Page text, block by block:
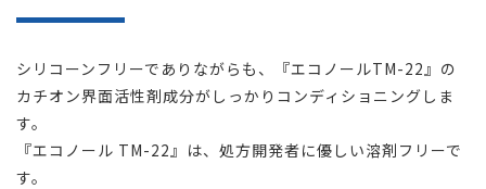
シリコーンフリーでありながらも、『エコノールTM-22』の
カチオン界面活性剤成分がしっかりコンディショニングしま
す。
『エコノール TM-22』は、処方開発者に優しい溶剤フリーで
す。